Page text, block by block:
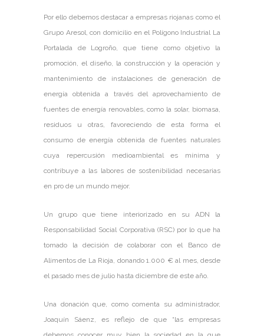
Por ello debemos destacar a empresas riojanas como el
Grupo Aresol, con domicilio en el Polígono Industrial La
Portalada de Logroño, que tiene como objetivo la
promoción, el diseño, la construcción y la operación y
mantenimiento de instalaciones de generación de
energía obtenida a través del aprovechamiento de
fuentes de energía renovables, como la solar, biomasa,
residuos u otras, favoreciendo de esta forma el
consumo de energía obtenida de fuentes naturales
cuya repercusión medioambiental es mínima y
contribuye a las labores de sostenibilidad necesarias
en pro de un mundo mejor.
Un grupo que tiene interiorizado en su ADN la
Responsabilidad Social Corporativa (RSC) por lo que ha
tomado la decisión de colaborar con el Banco de
Alimentos de La Rioja, donando 1.000 € al mes, desde
el pasado mes de julio hasta diciembre de este año.
Una donación que, como comenta su administrador,
Joaquín Sáenz, es reflejo de que “las empresas